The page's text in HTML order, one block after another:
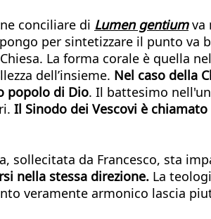
conciliare di Lumen gentiumva
per sintetizzare il punto va
La forma corale è quella
dell’insieme. Nel caso della
popolo di Dio. Il battesimo
Il Sinodo dei Vescovi è
sollecitata da Francesco, sta
nella stessa direzione. La
veramente armonico lascia